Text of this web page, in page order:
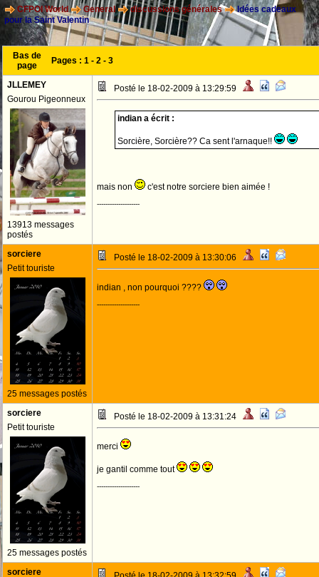
CFPOI World General discussions générales
Idées cadeaux
pour la Saint Valentin
Bas de
page
Pages : 1 - 2 - 3
JLLEMEY
Gourou Pigeonneux
13913 messages
postés
Posté le 18-02-2009 à 13:29:59
indian a écrit :
Sorcière, Sorcière?? Ca sent l'arnaque!!
mais non c'est notre sorciere bien aimée !
--------------------
sorciere
Petit touriste
25 messages postés
Posté le 18-02-2009 à 13:30:06
indian , non pourquoi ????
--------------------
sorciere
Petit touriste
25 messages postés
Posté le 18-02-2009 à 13:31:24
merci
je gantil comme tout
--------------------
sorciere